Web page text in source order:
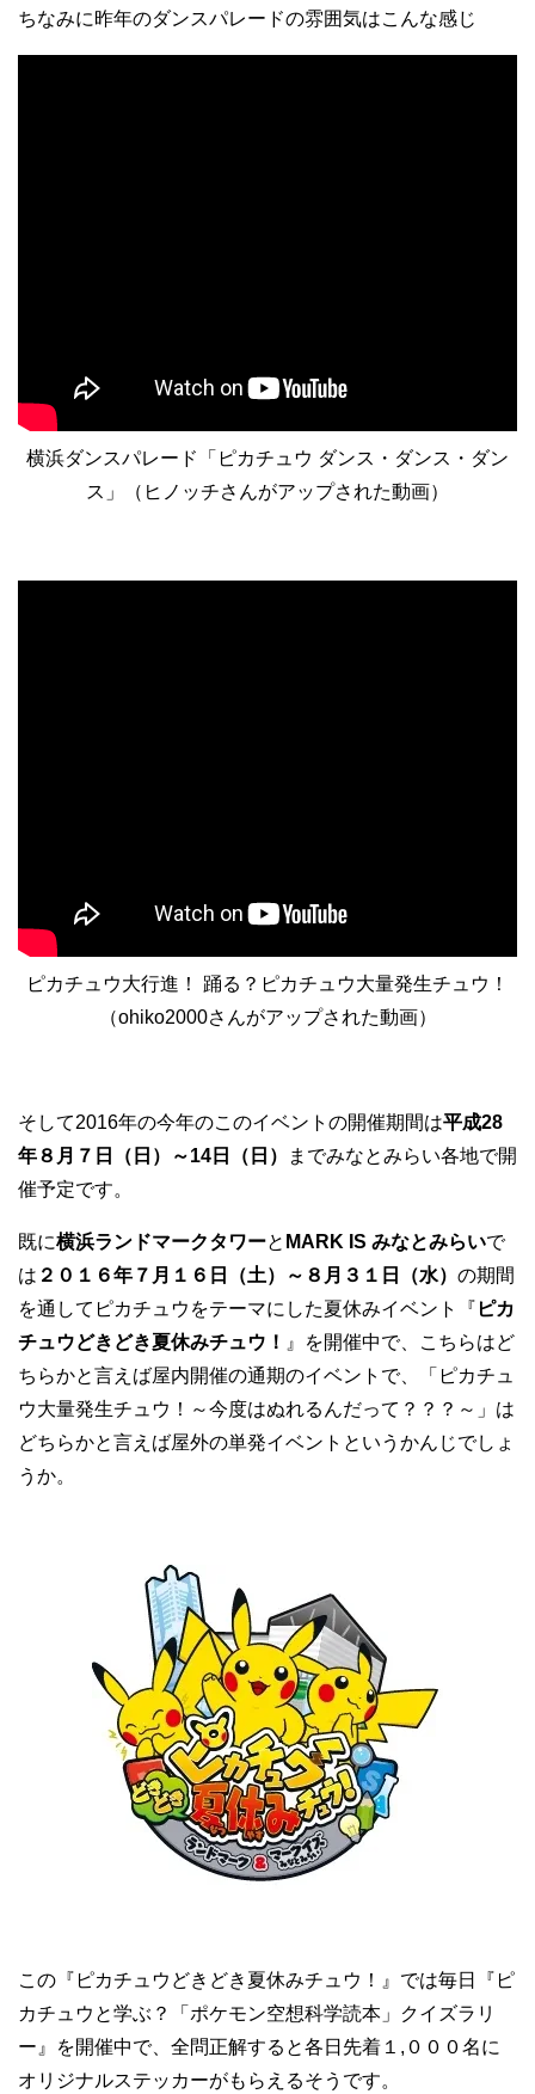
ちなみに昨年のダンスパレードの雰囲気はこんな感じ
横浜ダンスパレード「ピカチュウ ダンス・ダンス・ダン
ス」（ヒノッチさんがアップされた動画）
ピカチュウ大行進！ 踊る？ピカチュウ大量発生チュウ！
（ohiko2000さんがアップされた動画）
そして2016年の今年のこのイベントの開催期間は平成28
年８月７日（日）～14日（日）
までみなとみらい各地で開
催予定です。
既に横浜ランドマークタワーと MARK IS みなとみらいで
は ２０１６年７月１６日（土）～８月３１日（水） の期間
を通してピカチュウをテーマにした夏休みイベント『 ピカ
チュウどきどき夏休みチュウ！ 』を開催中で、こちらはど
ちらかと言えば屋内開催の通期のイベントで、「ピカチュ
ウ大量発生チュウ！～今度はぬれるんだって？？？～」は
どちらかと言えば屋外の単発イベントというかんじでしょ
うか。
この『ピカチュウどきどき夏休みチュウ！』では毎日『ピ
カチュウと学ぶ？「ポケモン空想科学読本」クイズラリ
ー』を開催中で、全問正解すると各日先着１,０００名に
オリジナルステッカーがもらえるそうです。